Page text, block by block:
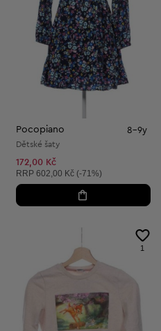
Pocopiano 8-9y
Dětské šaty
172,00 Kč
Doporučená cena:
RRP 602,00 Kč (-71%)
1